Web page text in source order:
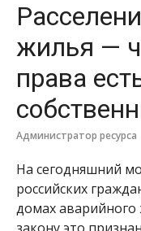
жилья —
права
Администратор ресурса
На сегодняшний
российских
домах